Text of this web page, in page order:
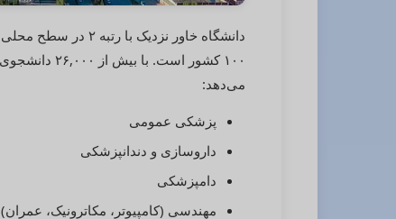
می‌دهد:
پزشکی عمومی
داروسازی و دندانپزشکی
دامپزشکی
مهندسی (کامپیوتر، مکاترونیک، عمران)